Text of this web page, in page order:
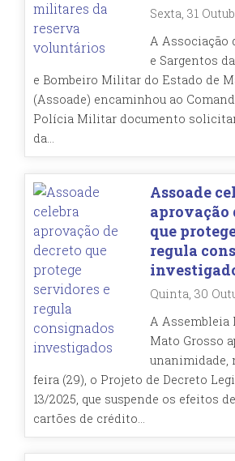
Sexta, 31
A Associação
e Sargentos
e Bombeiro Militar do Estado de
(Assoade) encaminhou ao
Polícia Militar documento
da...
Assoade
aprovação
que
regula
Quinta, 30
A Assembleia
Mato Grosso
unanimidade,
feira (29), o Projeto de Decreto
13/2025, que suspende os efeitos
cartões de crédito...